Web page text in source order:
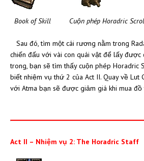
Book of Skill Cuộn phép Horadric
Sau đó, tìm một cái rương nằm trong
chiến đấu với vài con quái vật để lấy được
trong, bạn sẽ tìm thấy cuộn phép Horadric
biết nhiệm vụ thứ 2 của Act II. Quay về Lut
với Atma bạn sẽ được giảm giá khi mua đồ
Act II – Nhiệm vụ 2: The Horadric Staff